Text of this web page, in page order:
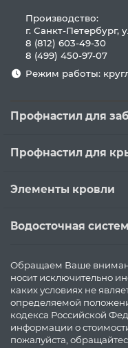
Производство:
г. Санкт-Петербург,
8 (812) 603-49-30
8 (499) 450-97-07
Режим работы:
Профнастил для
Профнастил для
Элементы кровли
Водосточная
Обращаем Ваше
носит исключительно
каких условиях не
определяемой
кодекса Российской
информации о
пожалуйста,